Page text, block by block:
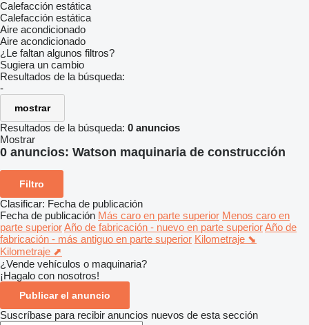
Calefacción estática
Calefacción estática
Aire acondicionado
Aire acondicionado
¿Le faltan algunos filtros?
Sugiera un cambio
Resultados de la búsqueda:
-
mostrar
Resultados de la búsqueda: 0 anuncios
Mostrar
0 anuncios: Watson maquinaria de construcción
Filtro
Clasificar: Fecha de publicación
Fecha de publicación Más caro en parte superior Menos caro en
parte superiorAño de fabricación - nuevo en parte superiorAño de
fabricación - más antiguo en parte superior Kilometraje ⬊
Kilometraje ⬈
¿Vende vehículos o maquinaria?
¡Hagalo con nosotros!
Publicar el anuncio
Suscríbase para recibir anuncios nuevos de esta sección